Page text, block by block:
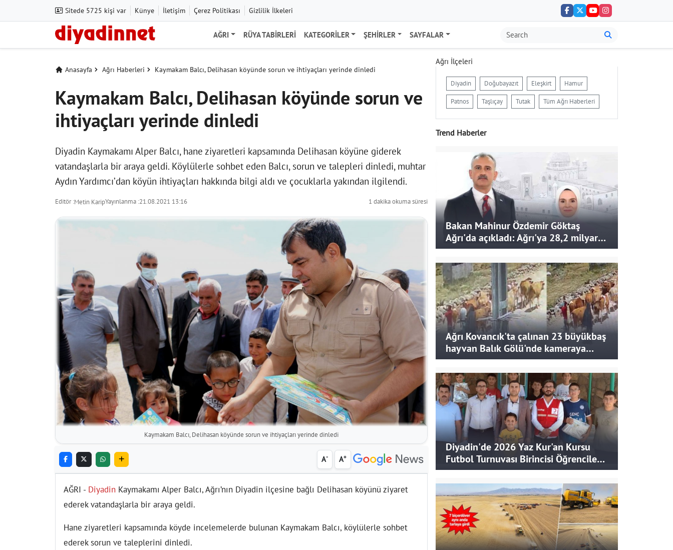
Sitede 5725 kişi var Künye İletişim Çerez Politikası Gizlilik İlkeleri
AĞRI RÜYA TABIRLERI KATEGORILER ŞEHIRLER SAYFALAR
Anasayfa Ağrı Haberleri Kaymakam Balcı, Delihasan köyünde sorun ve ihtiyaçları yerinde dinledi
Kaymakam Balcı, Delihasan köyünde sorun ve
ihtiyaçları yerinde dinledi
Diyadin Kaymakamı Alper Balcı, hane ziyaretleri kapsamında Delihasan köyüne giderek
vatandaşlarla bir araya geldi. Köylülerle sohbet eden Balcı, sorun ve talepleri dinledi, muhtar
Aydın Yardımcı’dan köyün ihtiyaçları hakkında bilgi aldı ve çocuklarla yakından ilgilendi.
Editör :Metin KaripYayınlanma :21.08.2021 13:16 1 dakika okuma süresi
Kaymakam Balcı, Delihasan köyünde sorun ve ihtiyaçları yerinde dinledi
A- A+
AĞRI - Diyadin Kaymakamı Alper Balcı, Ağrı’nın Diyadin ilçesine bağlı Delihasan köyünü ziyaret
ederek vatandaşlarla bir araya geldi.
Hane ziyaretleri kapsamında köyde incelemelerde bulunan Kaymakam Balcı, köylülerle sohbet
ederek sorun ve taleplerini dinledi.
Ağrı İlçeleri
Diyadin Doğubayazıt Eleşkirt Hamur
Patnos Taşlıçay Tutak Tüm Ağrı Haberleri
Trend Haberler
Bakan Mahinur Özdemir Göktaş
Ağrı'da açıkladı: Ağrı'ya 28,2 milyar
liralık yatırım ve destek sağlandı
Ağrı Kovancık'ta çalınan 23 büyükbaş
hayvan Balık Gölü'nde kameraya
takıldı
Diyadin'de 2026 Yaz Kur'an Kursu
Futbol Turnuvası Birincisi Öğrencilere
Hediye